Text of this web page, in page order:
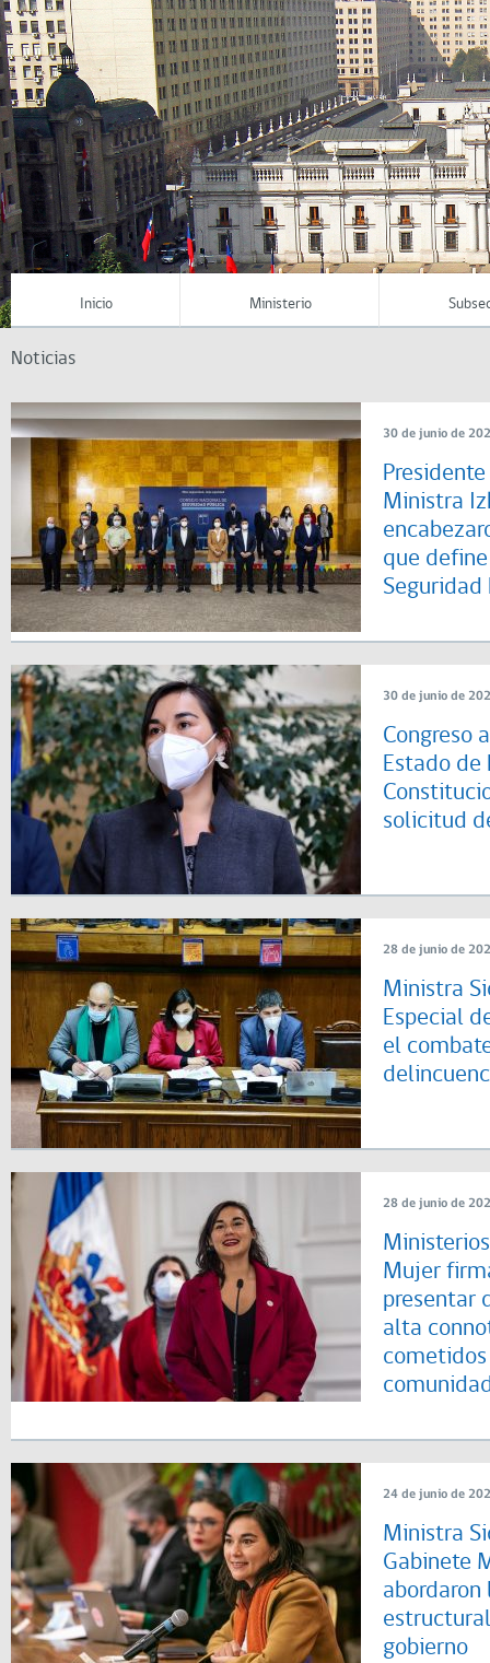
Inicio Ministerio
Noticias
30 de junio de
Ministra
que
Seguridad
30 de junio de
Congreso
Estado de
solicitud
28 de junio de
Ministra
Especial
el
28 de junio de
Mujer
presentar
alta
24 de junio de
Ministra
Gabinete
abordaron
gobierno